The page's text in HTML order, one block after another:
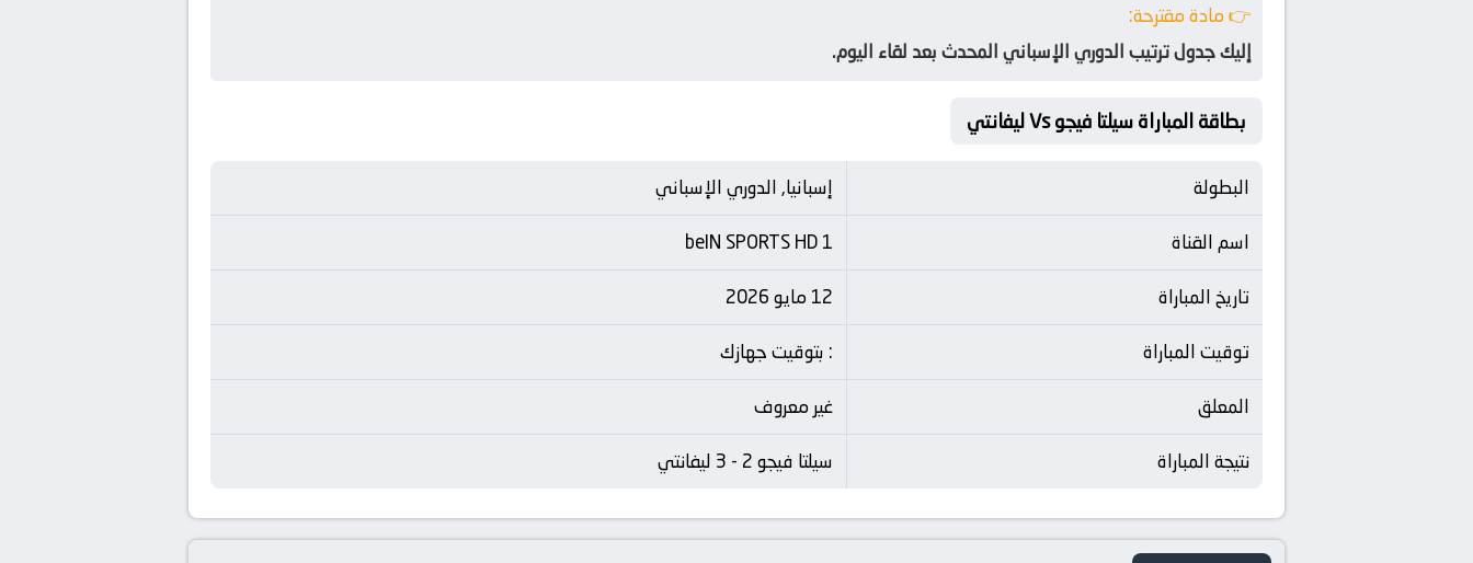
👉 مادة مقترحة:
إليك جدول ترتيب الدوري الإسباني المحدث بعد لقاء اليوم.
بطاقة المباراة سيلتا فيجو Vs ليفانتي
البطولة
إسبانيا, الدوري الإسباني
اسم القناة
beIN SPORTS HD 1
تاريخ المباراة
12 مايو 2026
توقيت المباراة
: بتوقيت جهازك
المعلق
غير معروف
نتيجة المباراة
سيلتا فيجو 2 - 3 ليفانتي